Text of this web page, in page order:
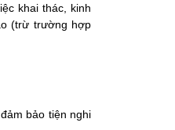
khai thác, kinh
(trừ trường hợp
bảo tiện nghi